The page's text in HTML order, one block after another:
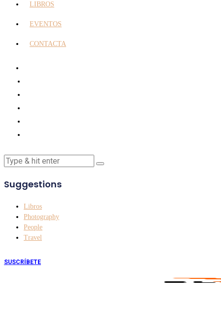
LIBROS
EVENTOS
CONTACTA
Suggestions
Libros
Photography
People
Travel
SUSCRÍBETE